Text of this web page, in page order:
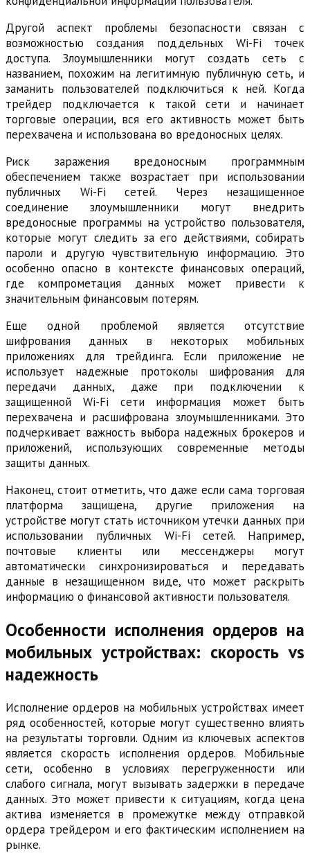
Другой аспект проблемы безопасности связан с
возможностью создания поддельных Wi-Fi точек
доступа. Злоумышленники могут создать сеть с
названием, похожим на легитимную публичную сеть, и
заманить пользователей подключиться к ней. Когда
трейдер подключается к такой сети и начинает
торговые операции, вся его активность может быть
перехвачена и использована во вредоносных целях.
Риск заражения вредоносным программным
обеспечением также возрастает при использовании
публичных Wi-Fi сетей. Через незащищенное
соединение злоумышленники могут внедрить
вредоносные программы на устройство пользователя,
которые могут следить за его действиями, собирать
пароли и другую чувствительную информацию. Это
особенно опасно в контексте финансовых операций,
где компрометация данных может привести к
значительным финансовым потерям.
Еще одной проблемой является отсутствие
шифрования данных в некоторых мобильных
приложениях для трейдинга. Если приложение не
использует надежные протоколы шифрования для
передачи данных, даже при подключении к
защищенной Wi-Fi сети информация может быть
перехвачена и расшифрована злоумышленниками. Это
подчеркивает важность выбора надежных брокеров и
приложений, использующих современные методы
защиты данных.
Наконец, стоит отметить, что даже если сама торговая
платформа защищена, другие приложения на
устройстве могут стать источником утечки данных при
использовании публичных Wi-Fi сетей. Например,
почтовые клиенты или мессенджеры могут
автоматически синхронизироваться и передавать
данные в незащищенном виде, что может раскрыть
информацию о финансовой активности пользователя.
Особенности исполнения ордеров на
мобильных устройствах: скорость vs
надежность
Исполнение ордеров на мобильных устройствах имеет
ряд особенностей, которые могут существенно влиять
на результаты торговли. Одним из ключевых аспектов
является скорость исполнения ордеров. Мобильные
сети, особенно в условиях перегруженности или
слабого сигнала, могут вызывать задержки в передаче
данных. Это может привести к ситуациям, когда цена
актива изменяется в промежутке между отправкой
ордера трейдером и его фактическим исполнением на
рынке.